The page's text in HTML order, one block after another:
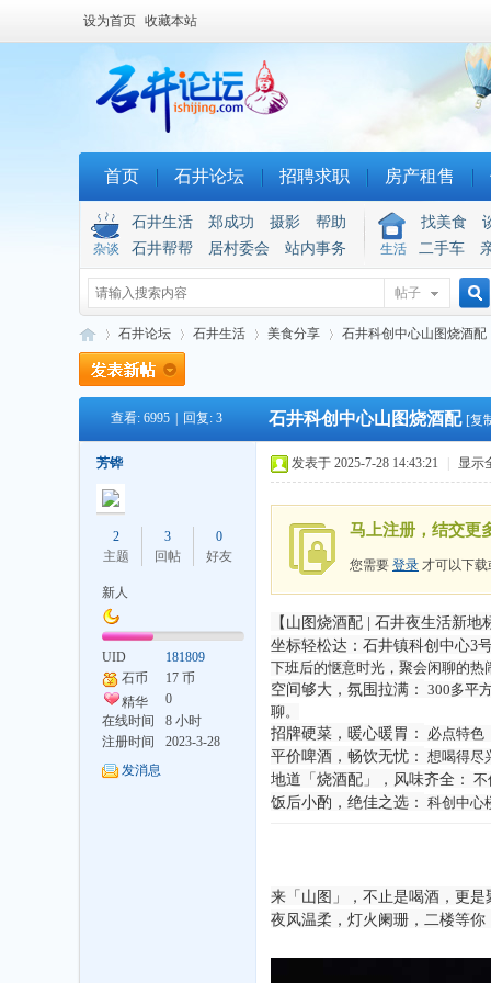
设为首页 收藏本站
首页 石井论坛 招聘求职 房产租售
杂谈
石井生活 郑成功 摄影
帮助
石井帮帮
居村委会 站内事务 生活
找美食
二手车
帖子
搜
索
石井论坛 石井生活 美食分享 石井科创中心山图烧酒配
查看: 6995 回复: 3 石井科创中心山图烧酒配 [复
芳铧
2
主题
3
回帖
0
好友
新人
UID
181809
石币
17 币
精华
0
在线时间
8 小时
注册时间
2023-3-28
发消息
发表于 2025-7-28 14:43:21 显示
马上注册，结交更
您需要 登录 才可以下
【山图烧酒配
石井夜生活新地
坐标轻松达：石井镇科创中心3
下班后的惬意时光，聚会闲聊的
空间够大，氛围拉满： ​ 300多平
聊。
招牌硬菜，暖心暖胃：
必点特色
平价啤酒，畅饮无忧： 想喝得尽
地道「烧酒配」，风味齐全： 不
饭后小酌，绝佳之选： 科创中心
来「山图」，不止是喝酒，更是
夜风温柔，灯火阑珊，二楼等你